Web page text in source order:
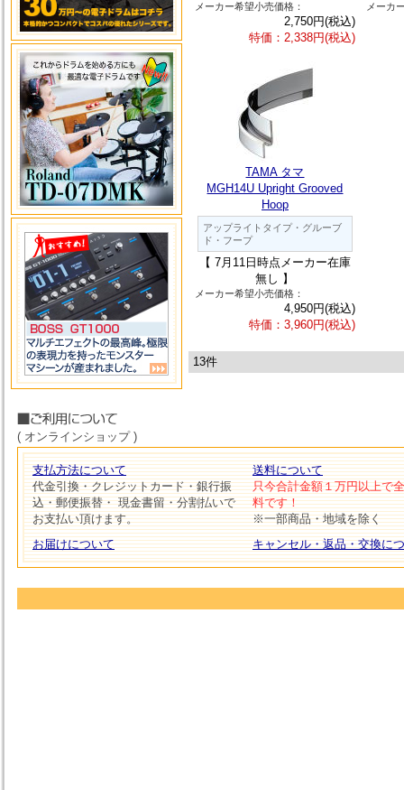
メーカー希望小売価格：
2,750円(税込)
特価：2,338円(税込)
メーカ
TAMA タマ
MGH14U Upright Grooved
Hoop
アップライトタイプ・グルーブ
ド・フープ
【 7月11日時点メーカー在庫
無し 】
メーカー希望小売価格：
4,950円(税込)
特価：3,960円(税込)
13件
( オンラインショップ )
支払方法について
代金引換・クレジットカード・銀行振
込・郵便振替・ 現金書留・分割払いで
お支払い頂けます。
お届けについて
送料について
只今合計金額１万円以上で
料です！
※一部商品・地域を除く
キャンセル・返品・交換に